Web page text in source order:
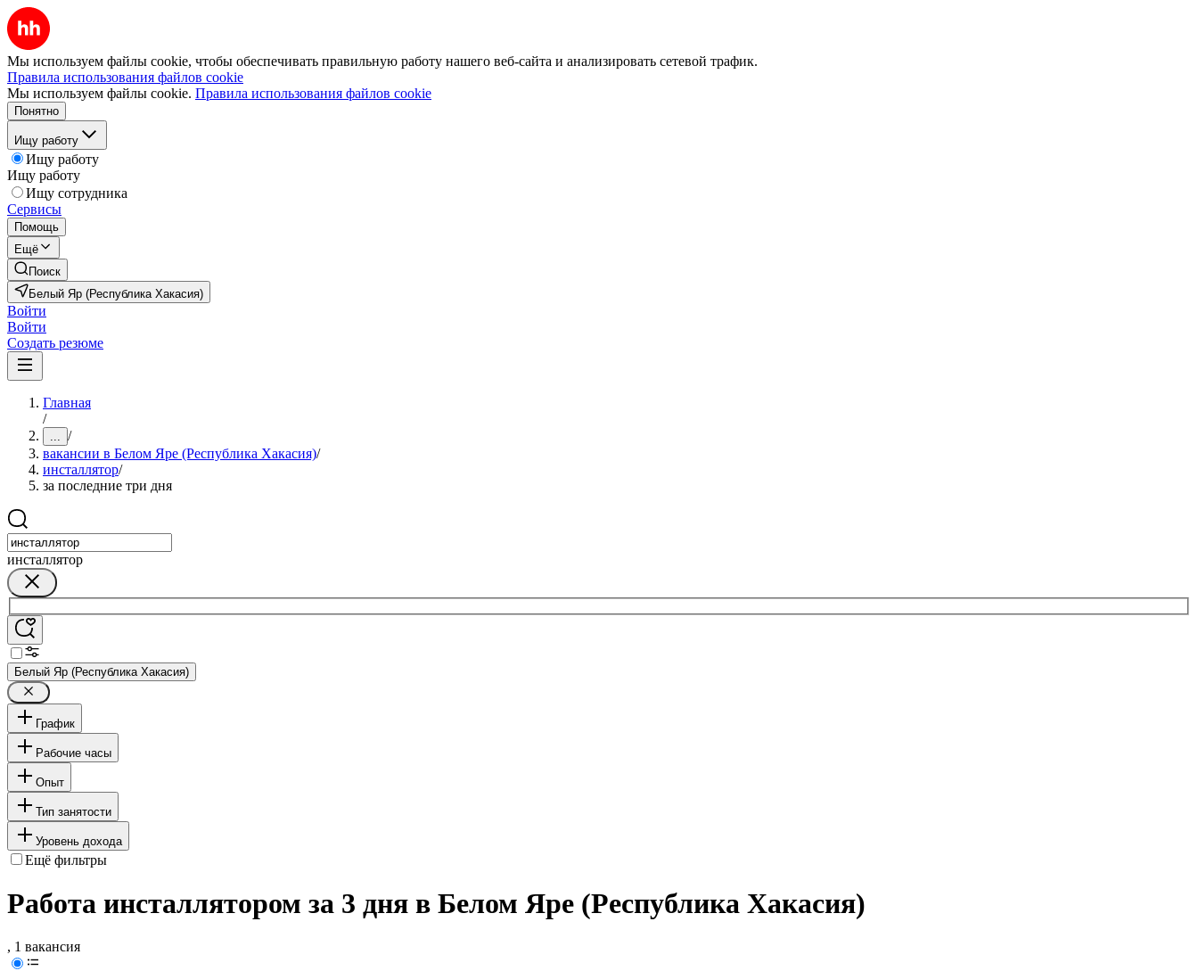
Мы используем файлы cookie, чтобы обеспечивать правильную работу нашего веб-сайта и анализировать сетевой трафик.
Правила использования файлов cookie
Мы используем файлы cookie. Правила использования файлов cookie
Понятно
Ищу работу
Ищу работу
Ищу работу
Ищу сотрудника
Сервисы
Помощь
Ещё
Поиск
Белый Яр (Республика Хакасия)
Войти
Войти
Создать резюме
Главная
/
... /
вакансии в Белом Яре (Республика Хакасия)/
инсталлятор/
за последние три дня
инсталлятор
Белый Яр (Республика Хакасия)
График
Рабочие часы
Опыт
Тип занятости
Уровень дохода
Ещё фильтры
Работа инсталлятором за 3 дня в Белом Яре (Республика Хакасия)
, 1 вакансия